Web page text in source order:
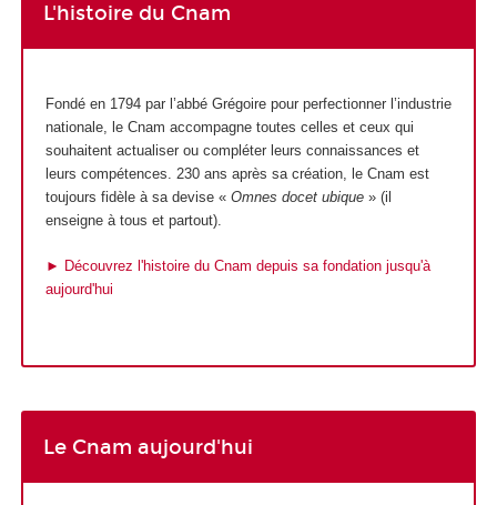
L'histoire du Cnam
Fondé en 1794 par l’abbé Grégoire pour perfectionner l’industrie
nationale, le Cnam accompagne toutes celles et ceux qui
souhaitent actualiser ou compléter leurs connaissances et
leurs compétences. 230 ans après sa création, le Cnam est
toujours fidèle à sa devise « Omnes docet ubique » (il
enseigne à tous et partout).
► Découvrez l'histoire du Cnam depuis sa fondation jusqu'à
aujourd'hui
Le Cnam aujourd'hui